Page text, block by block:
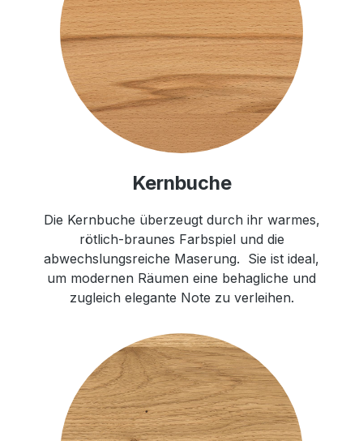
Kernbuche
Die Kernbuche überzeugt durch ihr warmes,
rötlich-braunes Farbspiel und die
abwechslungsreiche Maserung. Sie ist ideal,
um modernen Räumen eine behagliche und
zugleich elegante Note zu verleihen.